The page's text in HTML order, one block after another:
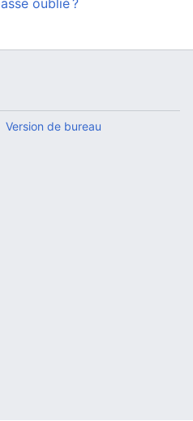
oublié ?
Version de bureau